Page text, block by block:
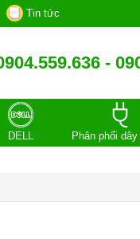
Tin tức
-
DELL Phân phối